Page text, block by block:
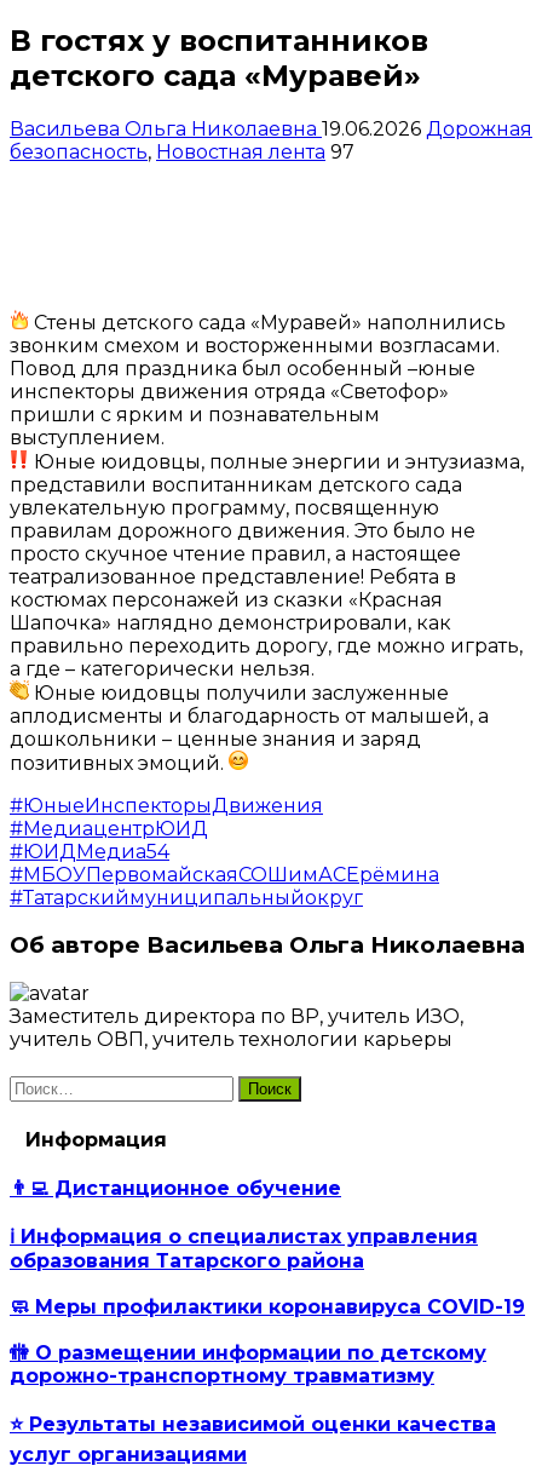
В гостях у воспитанников
детского сада «Муравей»
Васильева Ольга Николаевна 19.06.2026 Дорожная
безопасность, Новостная лента 97
Стены детского сада «Муравей» наполнились
звонким смехом и восторженными возгласами.
Повод для праздника был особенный –юные
инспекторы движения отряда «Светофор»
пришли с ярким и познавательным
выступлением.
Юные юидовцы, полные энергии и энтузиазма,
представили воспитанникам детского сада
увлекательную программу, посвященную
правилам дорожного движения. Это было не
просто скучное чтение правил, а настоящее
театрализованное представление! Ребята в
костюмах персонажей из сказки «Красная
Шапочка» наглядно демонстрировали, как
правильно переходить дорогу, где можно играть,
а где – категорически нельзя.
Юные юидовцы получили заслуженные
аплодисменты и благодарность от малышей, а
дошкольники – ценные знания и заряд
позитивных эмоций.
#ЮныеИнспекторыДвижения
#МедиацентрЮИД
#ЮИДМедиа54
#МБОУПервомайскаяСОШимАСЕрёмина
#Татарскиймуниципальныйокруг
Об авторе Васильева Ольга Николаевна
Заместитель директора по ВР, учитель ИЗО,
учитель ОВП, учитель технологии карьеры
Найти:
Информация
👨‍💻 Дистанционное обучение
ℹ️ Информация о специалистах управления
образования Татарского района
🧼 Меры профилактики коронавируса COVID-19
🚻 О размещении информации по детскому
дорожно-транспортному травматизму
⭐ Результаты независимой оценки качества
услуг организациями